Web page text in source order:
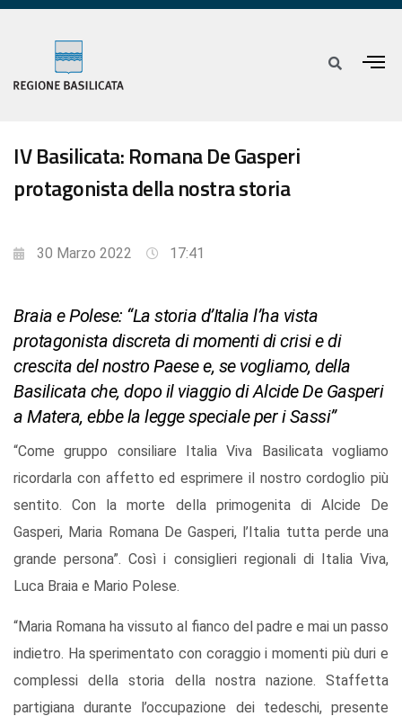
IV Basilicata: Romana De Gasperi
protagonista della nostra storia
30 Marzo 2022 17:41
Braia e Polese: “La storia d’Italia l’ha vista
protagonista discreta di momenti di crisi e di
crescita del nostro Paese e, se vogliamo, della
Basilicata che, dopo il viaggio di Alcide De Gasperi
a Matera, ebbe la legge speciale per i Sassi”
“Come gruppo consiliare Italia Viva Basilicata vogliamo
ricordarla con affetto ed esprimere il nostro cordoglio più
sentito. Con la morte della primogenita di Alcide De
Gasperi, Maria Romana De Gasperi, l’Italia tutta perde una
grande persona”. Così i consiglieri regionali di Italia Viva,
Luca Braia e Mario Polese.
“Maria Romana ha vissuto al fianco del padre e mai un passo
indietro. Ha sperimentato con coraggio i momenti più duri e
complessi della storia della nostra nazione. Staffetta
partigiana durante l’occupazione dei tedeschi, presente